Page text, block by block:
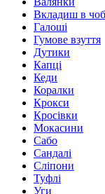
Вкладиш в
Галоші
Гумове взуття
Дутики
Капці
Кеди
Коралки
Крокси
Кросівки
Мокасини
Сабо
Сандалі
Сліпони
Туфлі
Уги